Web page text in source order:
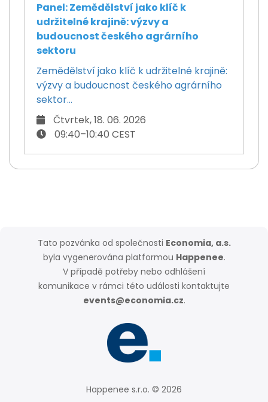
Panel: Zemědělství jako klíč k
udržitelné krajině: výzvy a
budoucnost českého agrárního
sektoru
Zemědělství jako klíč k udržitelné krajině:
výzvy a budoucnost českého agrárního
sektor...
Čtvrtek, 18. 06. 2026
09:40–10:40 CEST
Tato pozvánka od společnosti Economia, a.s.
byla vygenerována platformou Happenee.
V případě potřeby nebo odhlášení
komunikace v rámci této události kontaktujte
events@economia.cz.
Happenee s.r.o. © 2026